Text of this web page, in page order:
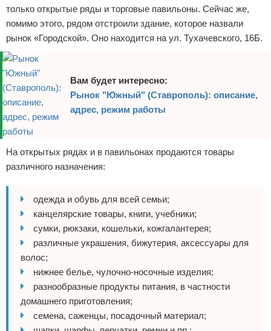
только открытые ряды и торговые павильоны. Сейчас же,
помимо этого, рядом отстроили здание, которое назвали
рынок «Городской». Оно находится на ул. Тухачевского, 16Б.
Вам будет интересно:
Рынок "Южный" (Ставрополь): описание,
адрес, режим работы
На открытых рядах и в павильонах продаются товары
различного назначения:
одежда и обувь для всей семьи;
канцелярские товары, книги, учебники;
сумки, рюкзаки, кошельки, кожгалантерея;
различные украшения, бижутерия, аксессуары для
волос;
нижнее белье, чулочно-носочные изделия;
разнообразные продукты питания, в частности
домашнего приготовления;
семена, саженцы, посадочный материал;